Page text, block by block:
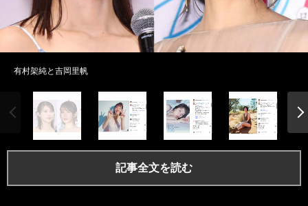
有村架純と吉岡里帆
記事全文を読む